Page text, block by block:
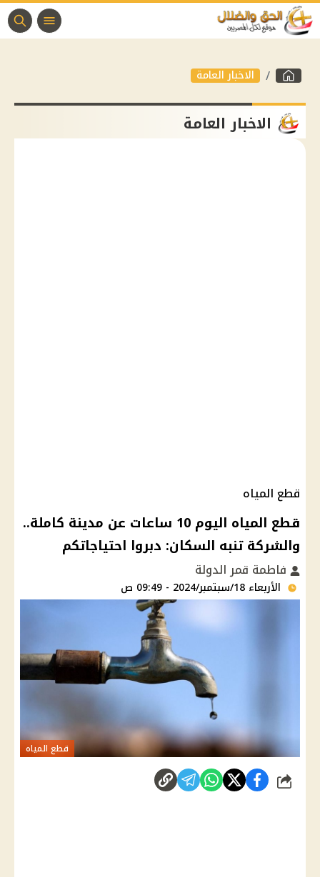
الاخبار العامة
الاخبار العامة
قطع المياه
قطع المياه اليوم 10 ساعات عن مدينة كاملة..
والشركة تنبه السكان: دبروا احتياجاتكم
فاطمة قمر الدولة
الأربعاء 18/سبتمبر/2024 - 09:49 ص
قطع المياه
شارك